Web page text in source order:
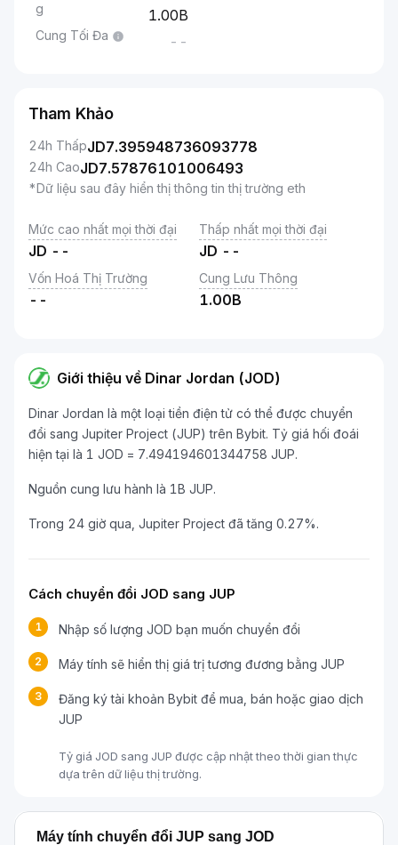
g
1.00B
Cung Tối Đa --
Tham Khảo
24h ThấpJD7.395948736093778
24h CaoJD7.57876101006493
*Dữ liệu sau đây hiển thị thông tin thị trường eth
Mức cao nhất mọi thời đại
JD --
Thấp nhất mọi thời đại
JD --
Vốn Hoá Thị Trường
--
Cung Lưu Thông
1.00B
Giới thiệu về Dinar Jordan (JOD)
Dinar Jordan là một loại tiền điện tử có thể được chuyển
đổi sang Jupiter Project (JUP) trên Bybit. Tỷ giá hối đoái
hiện tại là 1 JOD = 7.494194601344758 JUP.
Nguồn cung lưu hành là 1B JUP.
Trong 24 giờ qua, Jupiter Project đã tăng 0.27%.
Cách chuyển đổi JOD sang JUP
1 Nhập số lượng JOD bạn muốn chuyển đổi
2 Máy tính sẽ hiển thị giá trị tương đương bằng JUP
3
Đăng ký tài khoản Bybit để mua, bán hoặc giao dịch
JUP
Tỷ giá JOD sang JUP được cập nhật theo thời gian thực
dựa trên dữ liệu thị trường.
Máy tính chuyển đổi JUP sang JOD